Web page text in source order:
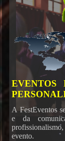
EVENTOS
A FestEventos
e da
evento.